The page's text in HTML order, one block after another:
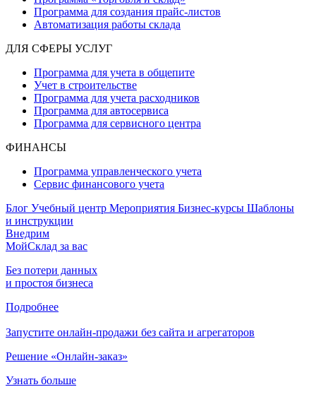
Программа для создания прайс‑листов
Автоматизация работы склада
ДЛЯ СФЕРЫ УСЛУГ
Программа для учета в общепите
Учет в строительстве
Программа для учета расходников
Программа для автосервиса
Программа для сервисного центра
ФИНАНСЫ
Программа управленческого учета
Сервис финансового учета
Блог Учебный центр Мероприятия Бизнес-курсы Шаблоны
и инструкции
Внедрим
МойСклад за вас
Без потери данных
и простоя бизнеса
Подробнее
Запустите онлайн-продажи без сайта и агрегаторов
Решение «Онлайн-заказ»
Узнать больше